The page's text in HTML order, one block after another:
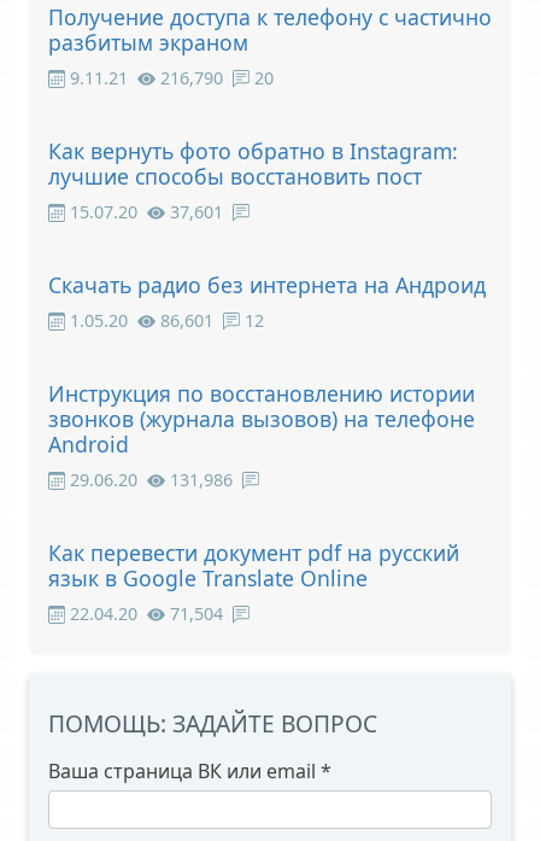
Получение доступа к телефону с частично
разбитым экраном
9.11.21 216,790 20
Как вернуть фото обратно в Instagram:
лучшие способы восстановить пост
15.07.20 37,601
Скачать радио без интернета на Андроид
1.05.20 86,601 12
Инструкция по восстановлению истории
звонков (журнала вызовов) на телефоне
Android
29.06.20 131,986
Как перевести документ pdf на русский
язык в Google Translate Online
22.04.20 71,504
ПОМОЩЬ: ЗАДАЙТЕ ВОПРОС
Ваша страница ВК или email *